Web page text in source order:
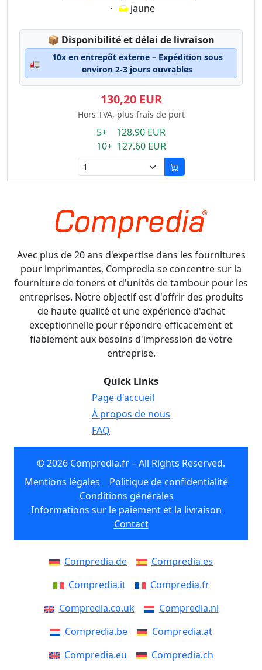
Eigenschaft:
jaune
📦 Lagerstatus:
Disponibilité et délai de livraison
🚛
10x en entrepôt externe – Expédition sous
environ 2-3 jours ouvrables
130,20 EUR
Hors TVA, plus frais de port
5+ 128.90 EUR
10+ 127.60 EUR
Avec plus de 20 ans d'expertise dans les fournitures
pour imprimantes, Compredia se concentre sur la
fourniture de toners et d'unités de tambour pour les
entreprises. Notre objectif est d'offrir des produits
de haute qualité et une expérience d'achat
exceptionnelle pour répondre efficacement et
fiablement aux besoins d'impression de votre
entreprise.
Quick Links
Page d'accueil
À propos de nous
FAQ
© 2026 Compredia.fr – All Rights Reserved.
Mentions légales
Politique de confidentialité
Conditions générales
Informations sur le paiement et la livraison
Contact
Compredia.de
Compredia.es
Compredia.it
Compredia.fr
Compredia.co.uk
Compredia.nl
Compredia.be
Compredia.at
Compredia.eu
Compredia.ch